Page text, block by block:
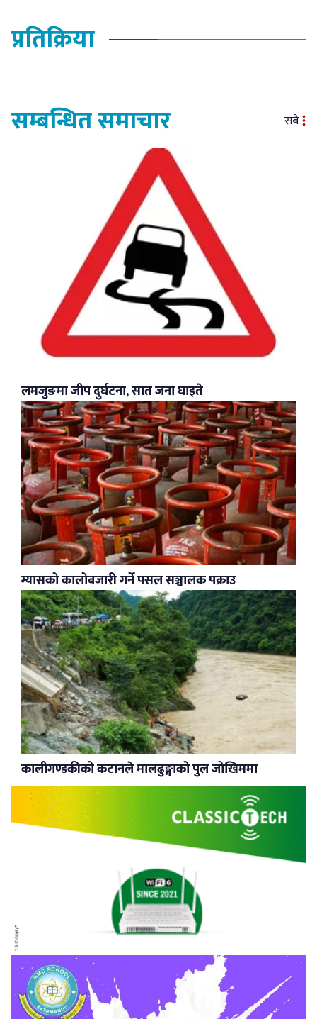
प्रतिक्रिया
सम्बन्धित समाचार सबै
लमजुङमा जीप दुर्घटना, सात जना घाइते
ग्यासको कालोबजारी गर्ने पसल सञ्चालक पक्राउ
कालीगण्डकीको कटानले मालढुङ्गाको पुल जोखिममा